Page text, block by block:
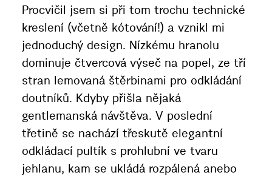
Procvičil jsem si při tom trochu technické
kreslení (včetně kótování!) a vznikl mi
jednoduchý design. Nízkému hranolu
dominuje čtvercová výseč na popel, ze tří
stran lemovaná štěrbinami pro odkládání
doutníků. Kdyby přišla nějaká
gentlemanská návštěva. V poslední
třetině se nachází třeskutě elegantní
odkládací pultík s prohlubní ve tvaru
jehlanu, kam se ukládá rozpálená anebo